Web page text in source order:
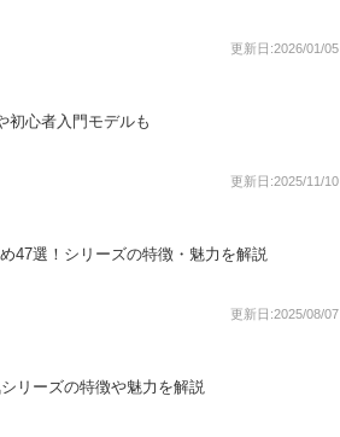
更新日:2026/01/05
初心者入門モデルも
更新日:2025/11/10
47選！シリーズの特徴・魅力を解説
更新日:2025/08/07
リーズの特徴や魅力を解説